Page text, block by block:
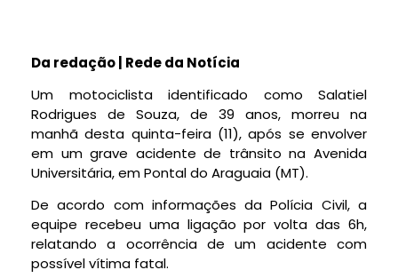
Da redação | Rede da Notícia
Um motociclista identificado como Salatiel
Rodrigues de Souza, de 39 anos, morreu na
manhã desta quinta-feira (11), após se envolver
em um grave acidente de trânsito na Avenida
Universitária, em Pontal do Araguaia (MT).
De acordo com informações da Polícia Civil, a
equipe recebeu uma ligação por volta das 6h,
relatando a ocorrência de um acidente com
possível vítima fatal.